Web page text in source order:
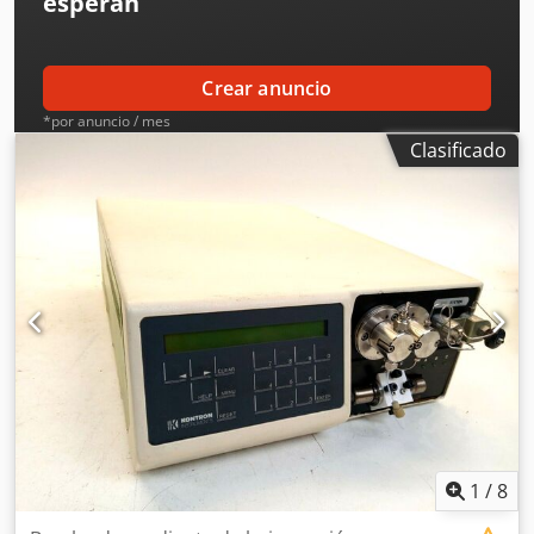
Crear anuncio
*por anuncio / mes
Clasificado
1 /8